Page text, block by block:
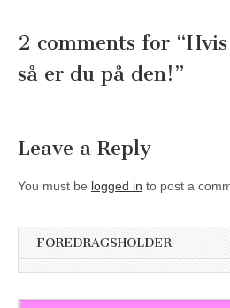
2 comments for “
så er du på den!”
Leave a Reply
You must be logged in to post a
FOREDRAGSHOLDER